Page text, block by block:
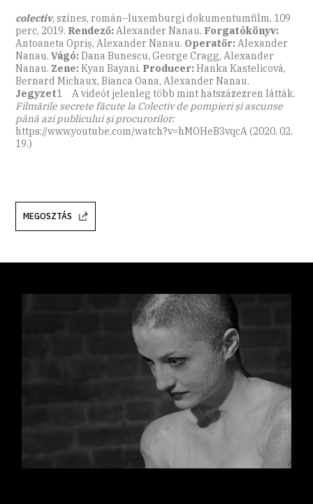
colectiv, színes, román–luxemburgi dokumentumfilm, 109
perc, 2019. Rendező:Alexander Nanau. Forgatókönyv:
Antoaneta Opriș, Alexander Nanau. Operatőr:Alexander
Nanau.Vágó:Dana Bunescu, George Cragg, Alexander
Nanau. Zene:Kyan Bayani. Producer:Hanka Kastelicová,
Bernard Michaux, Bianca Oana, Alexander Nanau.
Jegyzet1 A videót jelenleg több mint hatszázezren látták.
Filmările secrete făcute la Colectiv de pompieri și ascunse
până azi publicului și procurorilor:
https://www.youtube.com/watch?v=hMOHeB3vqcA (2020. 02.
19.)
MEGOSZTÁS